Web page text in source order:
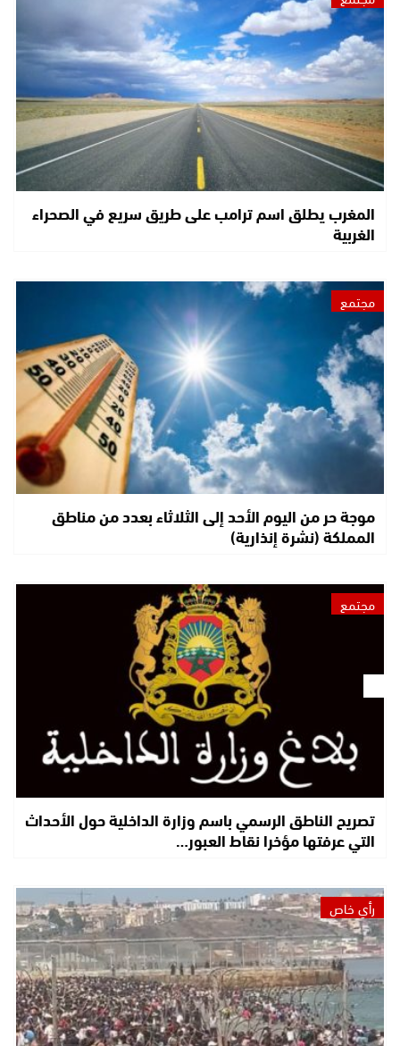
المغرب يطلق اسم ترامب على طريق سريع في الصحراء
الغربية
مجتمع
موجة حر من اليوم الأحد إلى الثلاثاء بعدد من مناطق
المملكة (نشرة إنذارية)
مجتمع
تصريح الناطق الرسمي باسم وزارة الداخلية حول الأحداث
التي عرفتها مؤخرا نقاط العبور…
رأي خاص